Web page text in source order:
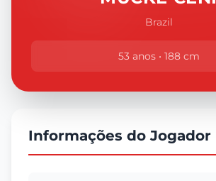
Brazil
53 anos • 188 cm
Informações do Jogador